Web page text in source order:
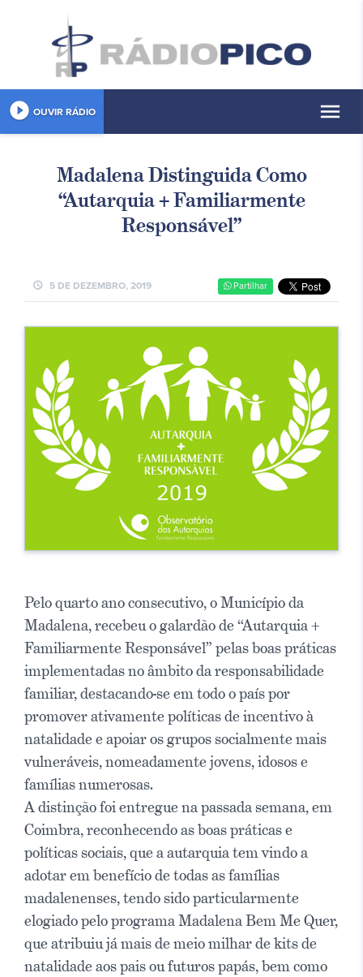
play_circle_filled OUVIR RÁDIO menu
Madalena Distinguida Como
“Autarquia + Familiarmente
Responsável”
schedule 5 DE DEZEMBRO, 2019 Partilhar
Pelo quarto ano consecutivo, o Município da
Madalena, recebeu o galardão de “Autarquia +
Familiarmente Responsável” pelas boas práticas
implementadas no âmbito da responsabilidade
familiar, destacando-se em todo o país por
promover ativamente políticas de incentivo à
natalidade e apoiar os grupos socialmente mais
vulneráveis, nomeadamente jovens, idosos e
famílias numerosas.
A distinção foi entregue na passada semana, em
Coimbra, reconhecendo as boas práticas e
políticas sociais, que a autarquia tem vindo a
adotar em benefício de todas as famílias
madalenenses, tendo sido particularmente
elogiado pelo programa Madalena Bem Me Quer,
que atribuiu já mais de meio milhar de kits de
natalidade aos pais ou futuros papás, bem como